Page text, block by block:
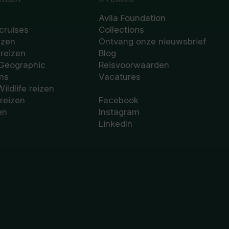
reizen
Avila Foundation
Collections
Ontvang onze nieuwsbrief
Blog
Reisvoorwaarden
Vacatures
Facebook
Instagram
LinkedIn